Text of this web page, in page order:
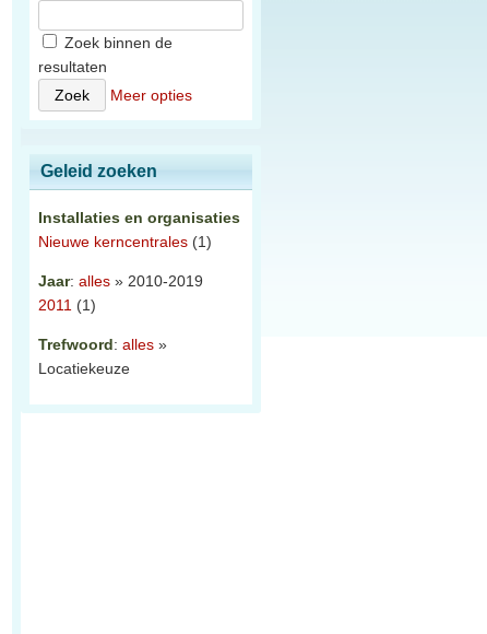
Zoek binnen de
resultaten
Meer opties
Geleid zoeken
Installaties en organisaties
Nieuwe kerncentrales (1)
Jaar: alles » 2010-2019
2011 (1)
Trefwoord: alles »
Locatiekeuze